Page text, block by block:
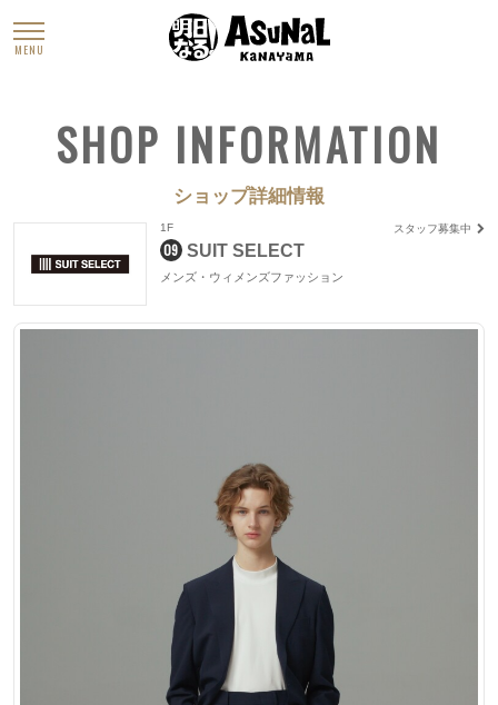
MENU
SHOP INFORMATION
ショップ詳細情報
1F スタッフ募集中
09 SUIT SELECT
メンズ・ウィメンズファッション